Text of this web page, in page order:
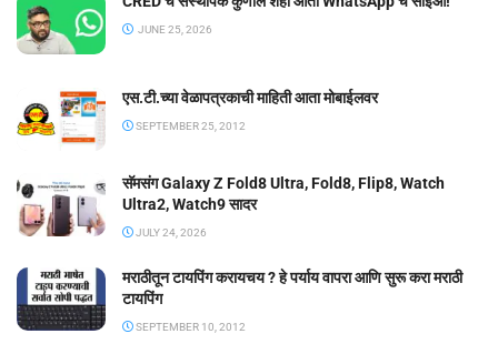
JUNE 25, 2026
एस.टी.च्या वेळापत्रकाची माहिती आता मोबाईलवर
SEPTEMBER 25, 2012
सॅमसंग Galaxy Z Fold8 Ultra, Fold8, Flip8, Watch
Ultra2, Watch9 सादर
JULY 24, 2026
मराठीतून टायपिंग करायचय ? हे पर्याय वापरा आणि सुरू करा मराठी
टायपिंग
SEPTEMBER 10, 2012